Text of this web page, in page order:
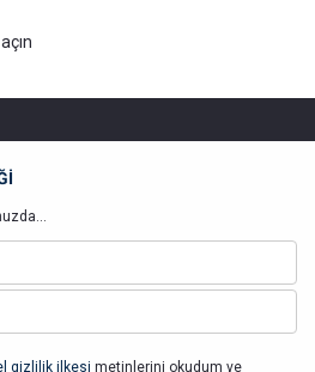
gizlilik ilkesi metinlerini okudum ve